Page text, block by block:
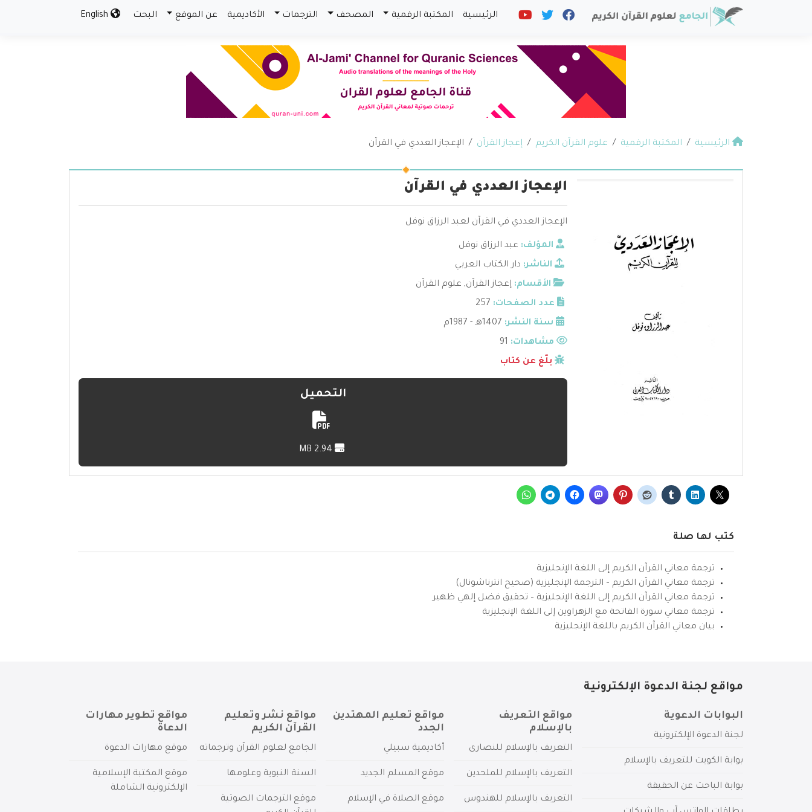
الرئيسية المكتبة الرقمية المصحف الترجمات الأكاديمية عن الموقع البحث
الرئيسية المكتبة الرقمية علوم القرآن الكريم إعجاز القرآن الإعجاز العددي في القرآن
الإعجاز العددي في القرآن
الإعجاز العددي في القرآن لعبد الرزاق نوفل
المؤلف: عبد الرزاق نوفل
الناشر: دار الكتاب العربي
الأقسام: إعجاز القرآن, علوم القرآن
عدد الصفحات: 257
سنة النشر: 1407هـ - 1987م
مشاهدات:
بلّغ عن كتاب
التحميل
كتب لها صلة
ترجمة معاني القرآن الكريم إلى اللغة الإنجليزية
ترجمة معاني القرآن الكريم – الترجمة الإنجليزية (صحيح انترناشونال)
ترجمة معاني القرآن الكريم إلى اللغة الإنجليزية – تحقيق فضل إلهي ظهير
ترجمة معاني سورة الفاتحة مع الزهراوين إلى اللغة الإنجليزية
بيان معاني القرآن الكريم باللغة الإنجليزية
مواقع لجنة الدعوة الإلكترونية
البوابات الدعوية
لجنة الدعوة الإلكترونية
بوابة الكويت للتعريف بالإسلام
بوابة الباحث عن الحقيقة
مواقع التعريف
بالإسلام
التعريف بالإسلام للنصارى
التعريف بالإسلام للملحدين
التعريف بالإسلام للهندوس
مواقع تعليم المهتدين
الجدد
أكاديمية سبيلي
موقع المسلم الجديد
موقع الصلاة في الإسلام
مواقع نشر وتعليم
القرآن الكريم
الجامع لعلوم القرآن وترجماته
السنة النبوية وعلومها
موقع الترجمات الصوتية
مواقع تطوير مهارات
الدعاة
موقع مهارات الدعوة
موقع المكتبة الإسلامية
الإلكترونية الشاملة